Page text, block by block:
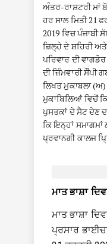
ਅੰਤਰ-ਰਾਸ਼ਟਰੀ ਮਾਂ
ਹਰ ਸਾਲ ਮਿਤੀ 21
2019 ਵਿਚ ਪੰਜਾਬੀ
ਜ਼ਿਲ੍ਹੇ ਦੇ ਸ਼ਹਿਰੀ
ਪਰਿਵਾਰ ਦੀ
ਦੀ ਜ਼ਿੰਮਵਾਰੀ
ਲਿਖਤ ਮੁਕਾਬਲਾ
ਮੁਕਾਬਿਲਿਆਂ ਵਿਚੋਂ
ਪੁਸਤਕਾਂ ਦੇ ਸੈਟ ਦੇਣ
ਕਿ ਇਨ੍ਹਾਂ ਸਮਾਗਮਾਂ
ਪ੍ਰਵਾਨਗੀ ਕਾਲਜ
ਮਾਤ ਭਾਸ਼ਾ
ਮਾਤ ਭਾਸ਼ਾ
ਪ੍ਰਸਾਰ